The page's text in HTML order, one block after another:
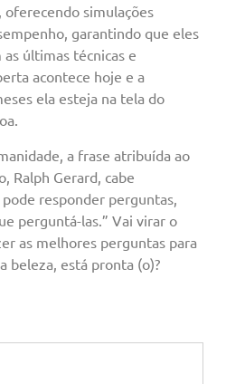
simulações
garantindo que eles
últimas técnicas e
acontece hoje e a
ela esteja na tela do
a frase atribuída ao
Ralph Gerard, cabe
responder perguntas,
perguntá-las.” Vai virar o
as melhores perguntas para
beleza, está pronta (o)?